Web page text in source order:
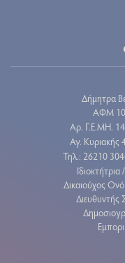
Δήμητρα
ΑΦΜ
Aρ. Γ.Ε.ΜΗ.
Αγ. Κυριακής
Τηλ.: 26210
Δικαιούχος
Διευθυντής